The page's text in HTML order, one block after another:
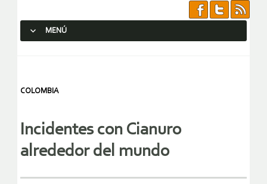
MENÚ
COLOMBIA
Incidentes con Cianuro
alrededor del mundo